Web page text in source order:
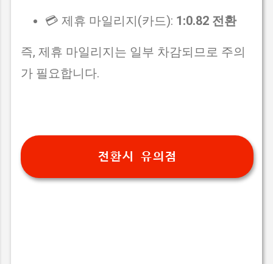
💳 제휴 마일리지(카드): 1:0.82 전환
즉, 제휴 마일리지는 일부 차감되므로 주의
가 필요합니다.
전환시 유의점